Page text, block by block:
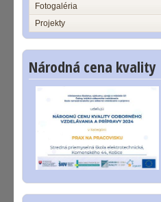
Fotogaléria
Projekty
Národná cena kvality